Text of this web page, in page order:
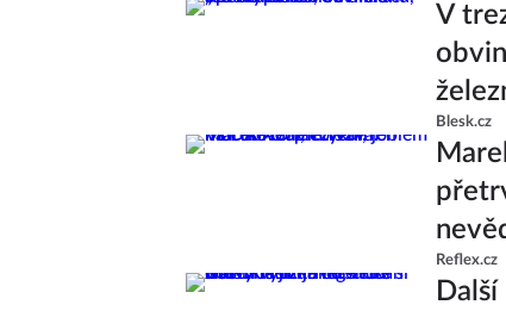
V
Blesk.cz
Reflex.cz